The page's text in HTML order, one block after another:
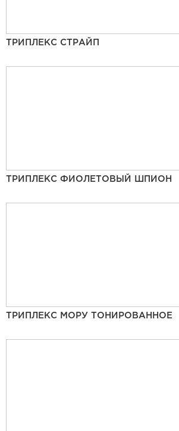
ТРИПЛЕКС СТРАЙП
ТРИПЛЕКС ФИОЛЕТОВЫЙ ШПИОН
ТРИПЛЕКС МОРУ ТОНИРОВАННОЕ